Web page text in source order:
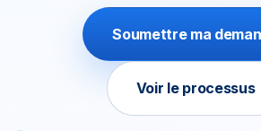
Soumettre ma
Voir le processus